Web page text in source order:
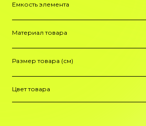
Емкость элемента
Материал товара
Размер товара (см)
Цвет товара